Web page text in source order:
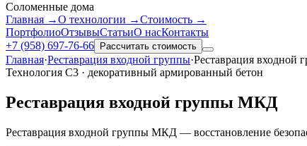
Соломенные дома
Главная →О технологии →Стоимость →
ПортфолиоОтзывыСтатьиО насКонтакты
+7 (958) 697-76-66
Рассчитать стоимость
Главная·Реставрация входной группы·Реставрация
Технология С3 · декоративный армированный бетон
Реставрация входной группы МКД
Реставрация входной группы МКД — восстановление